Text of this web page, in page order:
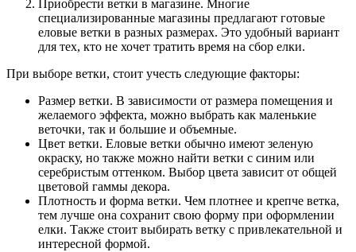
Приобрести ветки в магазине. Многие
специализированные магазины предлагают готовые
еловые ветки в разных размерах. Это удобный вариант
для тех, кто не хочет тратить время на сбор елки.
При выборе ветки, стоит учесть следующие факторы:
Размер ветки. В зависимости от размера помещения и
желаемого эффекта, можно выбрать как маленькие
веточки, так и большие и объемные.
Цвет ветки. Еловые ветки обычно имеют зеленую
окраску, но также можно найти ветки с синим или
серебристым оттенком. Выбор цвета зависит от общей
цветовой гаммы декора.
Плотность и форма ветки. Чем плотнее и крепче ветка,
тем лучше она сохранит свою форму при оформлении
елки. Также стоит выбирать ветку с привлекательной и
интересной формой.